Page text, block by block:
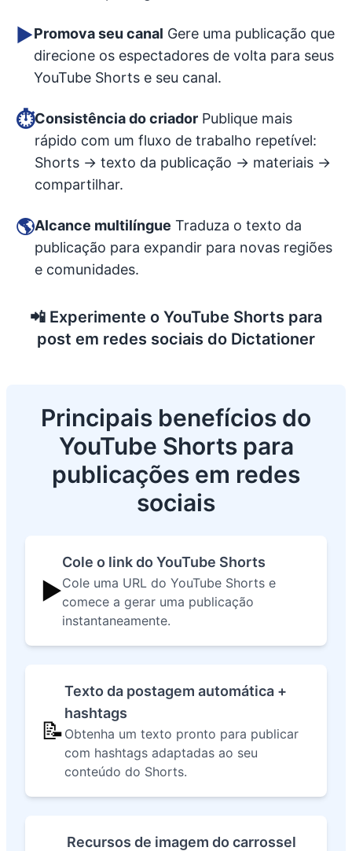
▶️Promova seu canal Gere uma publicação que
direcione os espectadores de volta para seus
YouTube Shorts e seu canal.
⏱️Consistência do criador Publique mais
rápido com um fluxo de trabalho repetível:
Shorts → texto da publicação → materiais →
compartilhar.
🌎Alcance multilíngue Traduza o texto da
publicação para expandir para novas regiões
e comunidades.
📲 Experimente o YouTube Shorts para
post em redes sociais do Dictationer
Principais benefícios do
YouTube Shorts para
publicações em redes
sociais
▶️
Cole o link do YouTube Shorts
Cole uma URL do YouTube Shorts e
comece a gerar uma publicação
instantaneamente.
📝
Texto da postagem automática +
hashtags
Obtenha um texto pronto para publicar
com hashtags adaptadas ao seu
conteúdo do Shorts.
Recursos de imagem do carrossel